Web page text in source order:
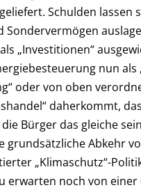
Schulden lassen
Sondervermögen
„Investitionen“
nun als
oder von oben
daherkommt,
Bürger das gleiche
grundsätzliche Abkehr
„Klimaschutz“-
erwarten noch von einer